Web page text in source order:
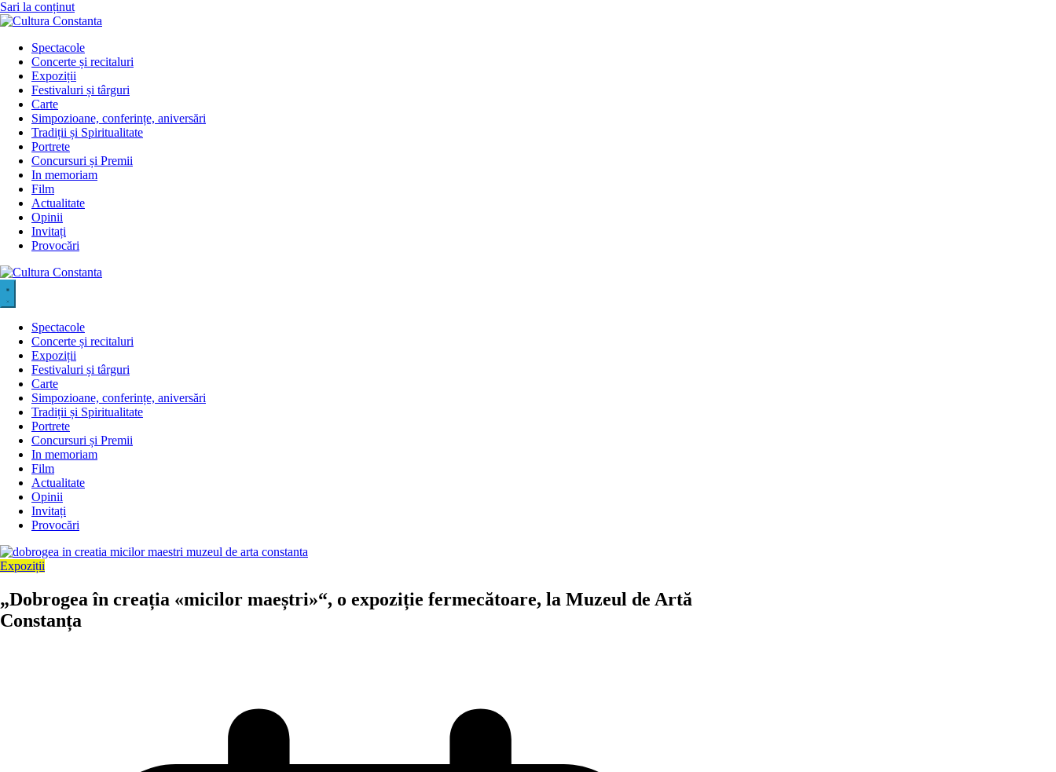
Sari la conținut
Spectacole
Concerte și recitaluri
Expoziții
Festivaluri și târguri
Carte
Simpozioane, conferințe, aniversări
Tradiții și Spiritualitate
Portrete
Concursuri și Premii
In memoriam
Film
Actualitate
Opinii
Invitați
Provocări
Spectacole
Concerte și recitaluri
Expoziții
Festivaluri și târguri
Carte
Simpozioane, conferințe, aniversări
Tradiții și Spiritualitate
Portrete
Concursuri și Premii
In memoriam
Film
Actualitate
Opinii
Invitați
Provocări
Expoziții
„Dobrogea în creația «micilor maeștri»“, o expoziție fermecătoare, la Muzeul de Artă
Constanța